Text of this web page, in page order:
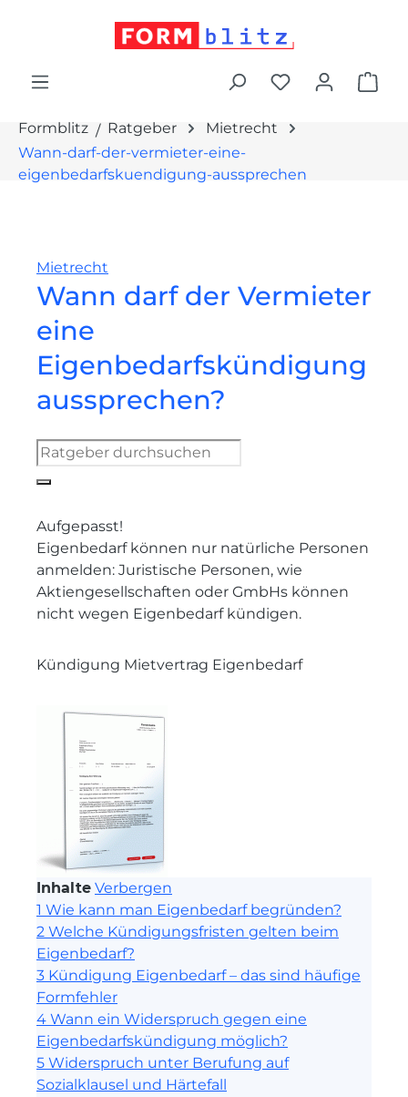
Formblitz Ratgeber
Mietrecht
Wann-darf-der-vermieter-eine-
eigenbedarfskuendigung-aussprechen
Mietrecht
Wann darf der Vermieter
eine
Eigenbedarfskündigung
aussprechen?
Aufgepasst!
Eigenbedarf können nur natürliche Personen
anmelden: Juristische Personen, wie
Aktiengesellschaften oder GmbHs können
nicht wegen Eigenbedarf kündigen.
Kündigung Mietvertrag Eigenbedarf
Inhalte Verbergen
1 Wie kann man Eigenbedarf begründen?
2 Welche Kündigungsfristen gelten beim
Eigenbedarf?
3 Kündigung Eigenbedarf – das sind häufige
Formfehler
4 Wann ein Widerspruch gegen eine
Eigenbedarfskündigung möglich?
5 Widerspruch unter Berufung auf
Sozialklausel und Härtefall